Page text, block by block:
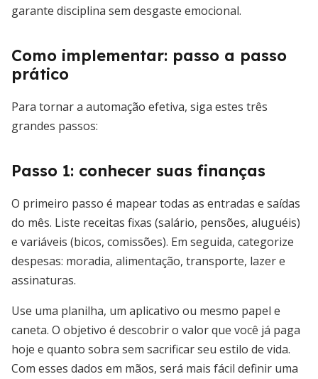
garante disciplina sem desgaste emocional.
Como implementar: passo a passo
prático
Para tornar a automação efetiva, siga estes três
grandes passos:
Passo 1: conhecer suas finanças
O primeiro passo é mapear todas as entradas e saídas
do mês. Liste receitas fixas (salário, pensões, aluguéis)
e variáveis (bicos, comissões). Em seguida, categorize
despesas: moradia, alimentação, transporte, lazer e
assinaturas.
Use uma planilha, um aplicativo ou mesmo papel e
caneta. O objetivo é descobrir o valor que você já paga
hoje e quanto sobra sem sacrificar seu estilo de vida.
Com esses dados em mãos, será mais fácil definir uma